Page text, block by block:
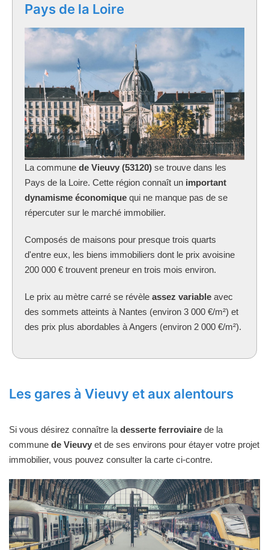
Pays de la Loire
La commune de Vieuvy (53120) se trouve dans les
Pays de la Loire. Cette région connaît un important
dynamisme économique qui ne manque pas de se
répercuter sur le marché immobilier.
Composés de maisons pour presque trois quarts
d'entre eux, les biens immobiliers dont le prix avoisine
200 000 € trouvent preneur en trois mois environ.
Le prix au mètre carré se révèle assez variable avec
des sommets atteints à Nantes (environ 3 000 €/m²) et
des prix plus abordables à Angers (environ 2 000 €/m²).
Les gares à Vieuvy et aux alentours
Si vous désirez connaître la desserte ferroviaire de la
commune de Vieuvy et de ses environs pour étayer votre projet
immobilier, vous pouvez consulter la carte ci-contre.